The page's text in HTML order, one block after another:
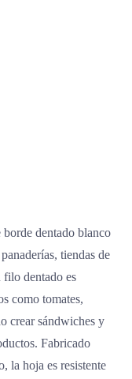
borde dentado blanco
tiendas de
filo dentado es
como tomates,
crear sándwiches y
Fabricado
la hoja es resistente